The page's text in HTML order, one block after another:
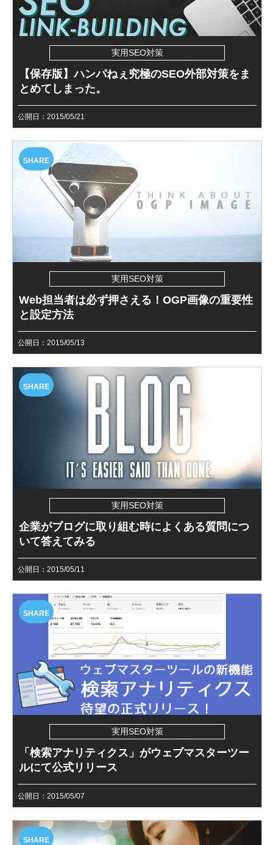
実用SEO対策
【保存版】ハンパねぇ究極のSEO外部対策をま
とめてしまった。
公開日：2015/05/21
SHARE
実用SEO対策
Web担当者は必ず押さえる！OGP画像の重要性
と設定方法
公開日：2015/05/13
SHARE
実用SEO対策
企業がブログに取り組む時によくある質問につ
いて答えてみる
公開日：2015/05/11
SHARE
実用SEO対策
「検索アナリティクス」がウェブマスターツー
ルにて公式リリース
公開日：2015/05/07
SHARE